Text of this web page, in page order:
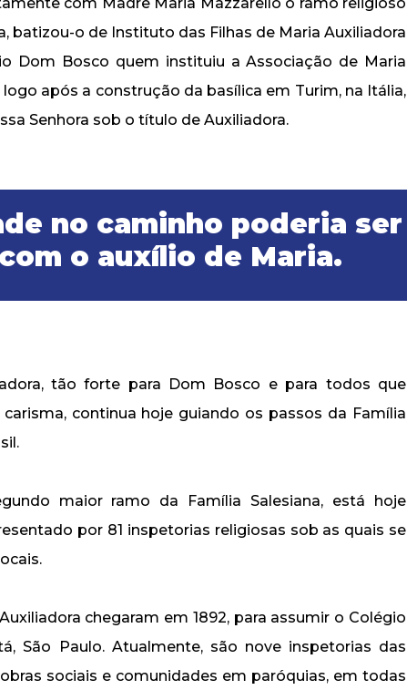
batizou-o de Instituto das Filhas de Maria Auxiliadora
Dom Bosco quem instituiu a Associação de Maria
após a construção da basílica em Turim, na Itália,
Senhora sob o título de Auxiliadora.
no caminho poderia ser
o auxílio de Maria.
tão forte para Dom Bosco e para todos que
continua hoje guiando os passos da Família
maior ramo da Família Salesiana, está hoje
por 81 inspetorias religiosas sob as quais se
chegaram em 1892, para assumir o Colégio
São Paulo. Atualmente, são nove inspetorias das
sociais e comunidades em paróquias, em todas